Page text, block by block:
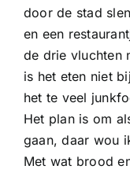
door de stad
en een
de drie vluchten
is het eten niet
het te veel
Het plan is om
gaan, daar wou
Met wat brood